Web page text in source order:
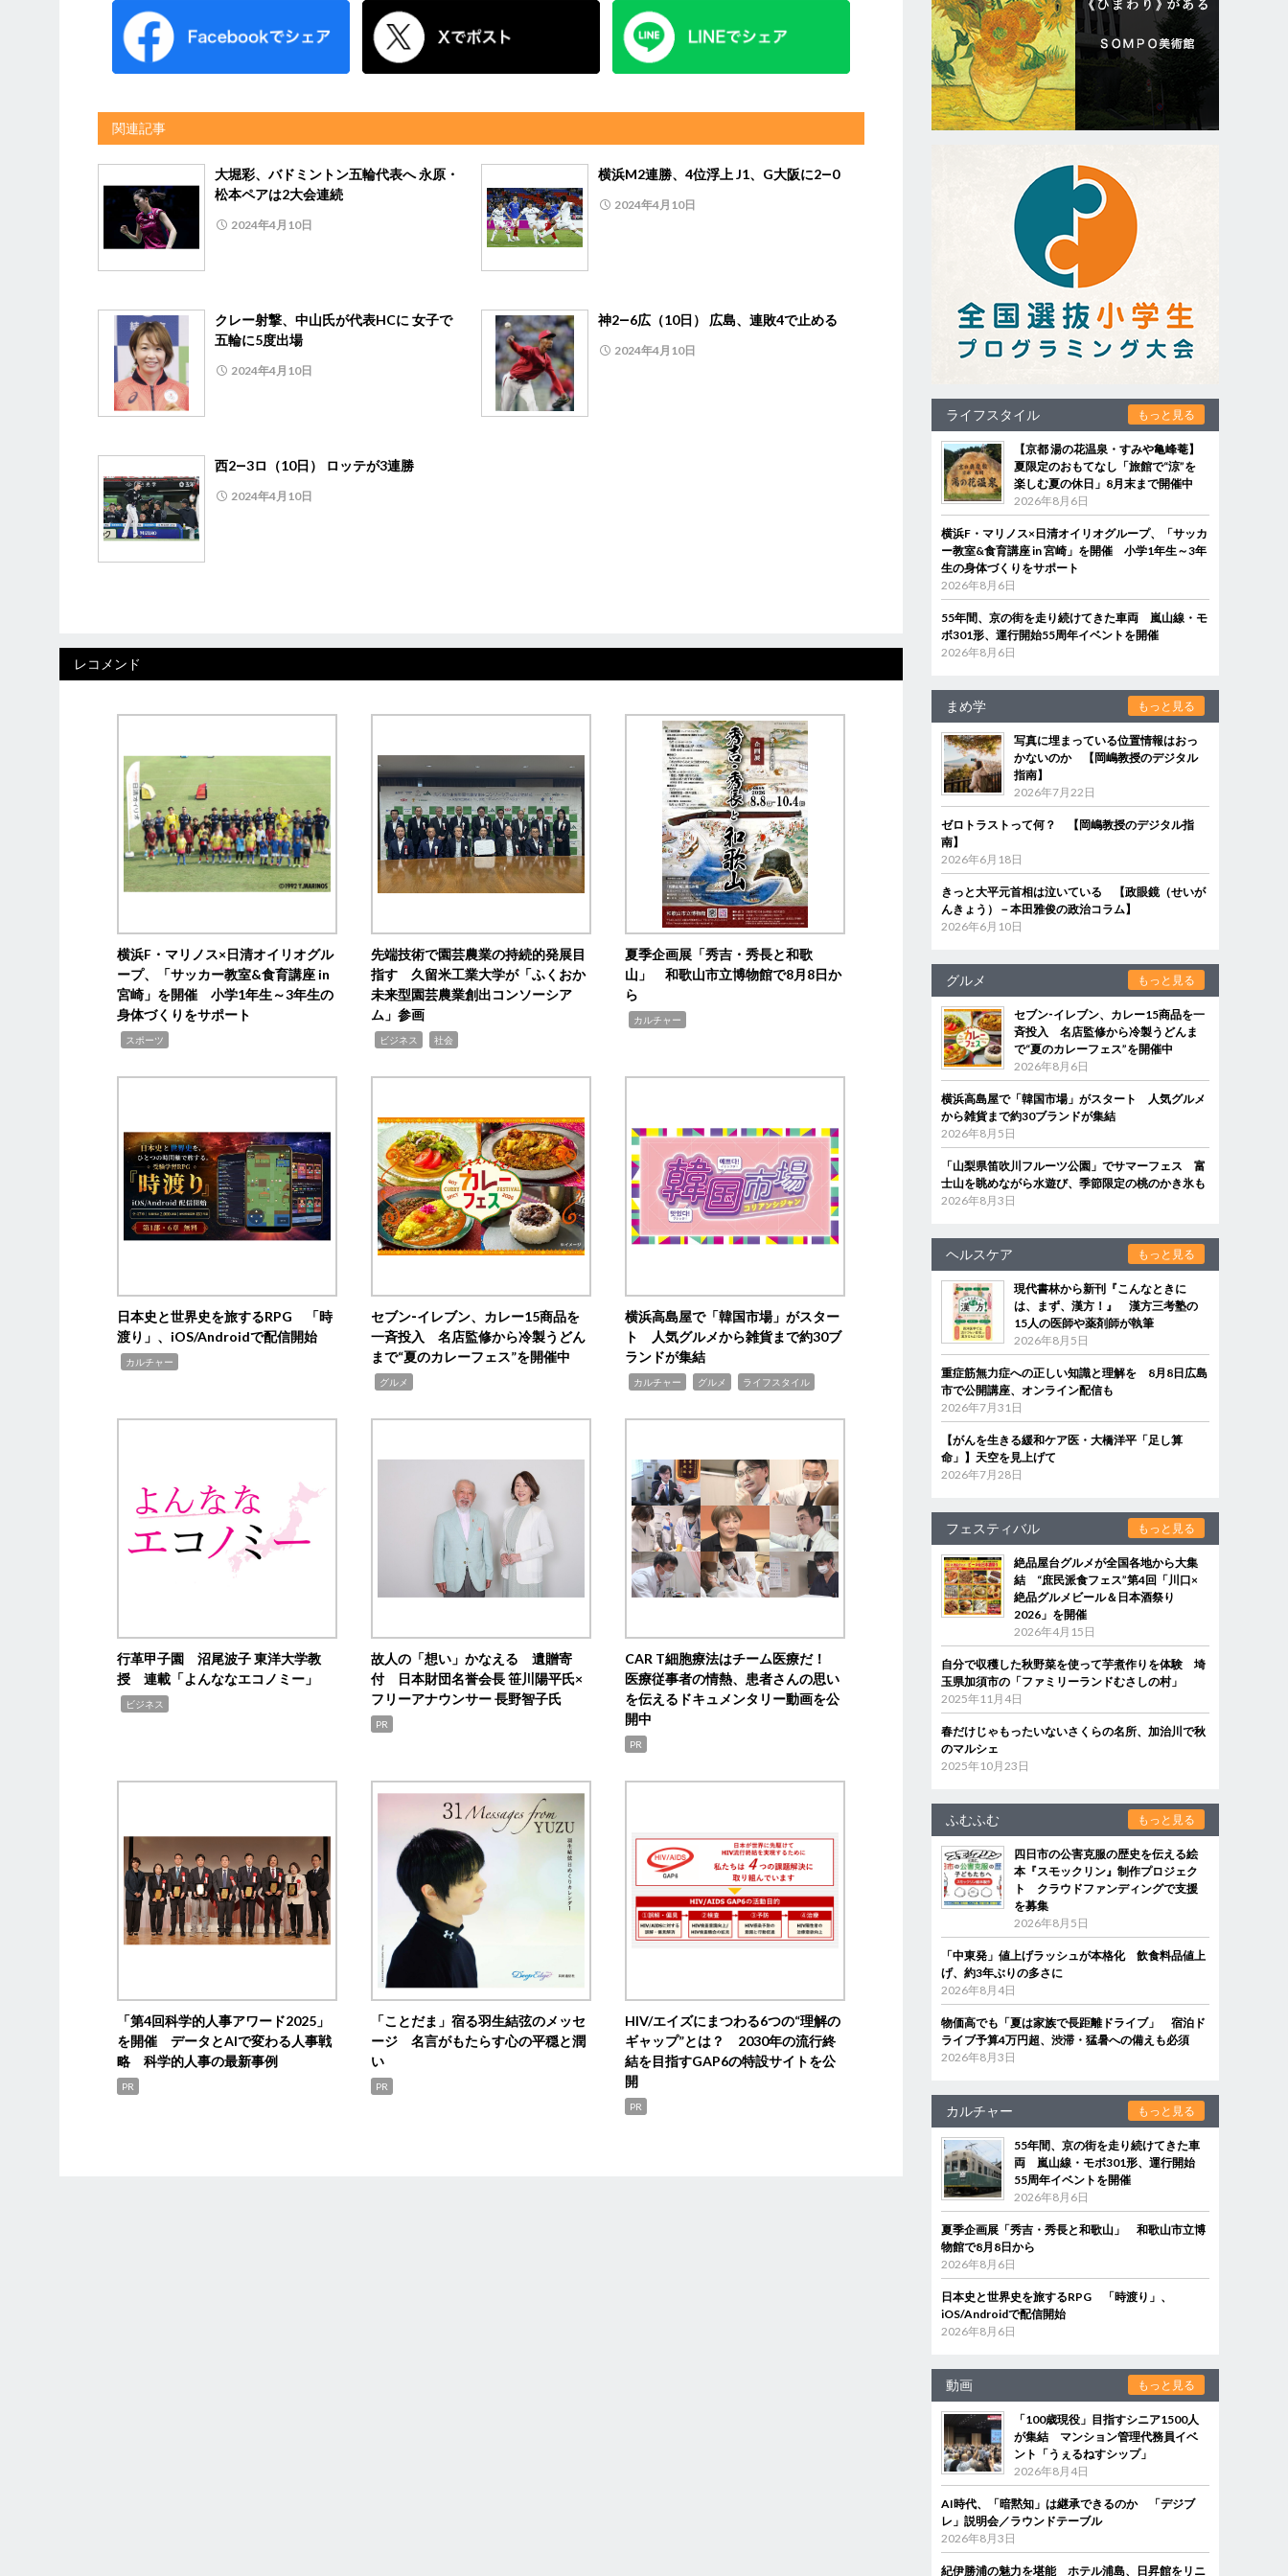
関連記事
大堀彩、バドミントン五輪代表へ 永原・
松本ペアは2大会連続
2024年4月10日
横浜M2連勝、4位浮上 J1、G大阪に2―0
2024年4月10日
クレー射撃、中山氏が代表HCに 女子で
五輪に5度出場
2024年4月10日
神2―6広（10日） 広島、連敗4で止める
2024年4月10日
西2―3ロ（10日） ロッテが3連勝
2024年4月10日
レコメンド
横浜F・マリノス×日清オイリオグル
ープ、「サッカー教室&食育講座 in
宮崎」を開催 小学1年生～3年生の
身体づくりをサポート
スポーツ
先端技術で園芸農業の持続的発展目
指す 久留米工業大学が「ふくおか
未来型園芸農業創出コンソーシア
ム」参画
ビジネス 社会
夏季企画展「秀吉・秀長と和歌
山」 和歌山市立博物館で8月8日か
ら
カルチャー
日本史と世界史を旅するRPG 「時
渡り」、iOS/Androidで配信開始
カルチャー
セブン‐イレブン、カレー15商品を
一斉投入 名店監修から冷製うどん
まで“夏のカレーフェス”を開催中
グルメ
横浜高島屋で「韓国市場」がスター
ト 人気グルメから雑貨まで約30ブ
ランドが集結
カルチャー グルメ ライフスタイル
行革甲子園 沼尾波子 東洋大学教
授 連載「よんななエコノミー」
ビジネス
故人の「想い」かなえる 遺贈寄
付 日本財団名誉会長 笹川陽平氏×
フリーアナウンサー 長野智子氏
PR
CAR T細胞療法はチーム医療だ！
医療従事者の情熱、患者さんの思い
を伝えるドキュメンタリー動画を公
開中
PR
「第4回科学的人事アワード2025」
を開催 データとAIで変わる人事戦
略 科学的人事の最新事例
PR
「ことだま」宿る羽生結弦のメッセ
ージ 名言がもたらす心の平穏と潤
い
PR
HIV/エイズにまつわる6つの“理解の
ギャップ”とは？ 2030年の流行終
結を目指すGAP6の特設サイトを公
開
PR
ライフスタイル もっと見る
【京都 湯の花温泉・すみや亀峰菴】
夏限定のおもてなし「旅館で“涼”を
楽しむ夏の休日」8月末まで開催中
2026年8月6日
横浜F・マリノス×日清オイリオグループ、「サッカ
ー教室&食育講座 in 宮崎」を開催 小学1年生～3年
生の身体づくりをサポート
2026年8月6日
55年間、京の街を走り続けてきた車両 嵐山線・モ
ボ301形、運行開始55周年イベントを開催
2026年8月6日
まめ学 もっと見る
写真に埋まっている位置情報はおっ
かないのか 【岡嶋教授のデジタル
指南】
2026年7月22日
ゼロトラストって何？ 【岡嶋教授のデジタル指
南】
2026年6月18日
きっと大平元首相は泣いている 【政眼鏡（せいが
んきょう）－本田雅俊の政治コラム】
2026年6月10日
グルメ もっと見る
セブン‐イレブン、カレー15商品を一
斉投入 名店監修から冷製うどんま
で“夏のカレーフェス”を開催中
2026年8月6日
横浜高島屋で「韓国市場」がスタート 人気グルメ
から雑貨まで約30ブランドが集結
2026年8月5日
「山梨県笛吹川フルーツ公園」でサマーフェス 富
士山を眺めながら水遊び、季節限定の桃のかき氷も
2026年8月3日
ヘルスケア もっと見る
現代書林から新刊『こんなときに
は、まず、漢方！』 漢方三考塾の
15人の医師や薬剤師が執筆
2026年8月5日
重症筋無力症への正しい知識と理解を 8月8日広島
市で公開講座、オンライン配信も
2026年7月31日
【がんを生きる緩和ケア医・大橋洋平「足し算
命」】天空を見上げて
2026年7月28日
フェスティバル もっと見る
絶品屋台グルメが全国各地から大集
結 “庶民派食フェス”第4回「川口×
絶品グルメビール＆日本酒祭り
2026」を開催
2026年4月15日
自分で収穫した秋野菜を使って芋煮作りを体験 埼
玉県加須市の「ファミリーランドむさしの村」
2025年11月4日
春だけじゃもったいないさくらの名所、加治川で秋
のマルシェ
2025年10月23日
ふむふむ もっと見る
四日市の公害克服の歴史を伝える絵
本『スモックリン』制作プロジェク
ト クラウドファンディングで支援
を募集
2026年8月5日
「中東発」値上げラッシュが本格化 飲食料品値上
げ、約3年ぶりの多さに
2026年8月4日
物価高でも「夏は家族で長距離ドライブ」 宿泊ド
ライブ予算4万円超、渋滞・猛暑への備えも必須
2026年8月3日
カルチャー もっと見る
55年間、京の街を走り続けてきた車
両 嵐山線・モボ301形、運行開始
55周年イベントを開催
2026年8月6日
夏季企画展「秀吉・秀長と和歌山」 和歌山市立博
物館で8月8日から
2026年8月6日
日本史と世界史を旅するRPG 「時渡り」、
iOS/Androidで配信開始
2026年8月6日
動画 もっと見る
「100歳現役」目指すシニア1500人
が集結 マンション管理代務員イベ
ント「うぇるねすシップ」
2026年8月4日
AI時代、「暗黙知」は継承できるのか 「デジブ
レ」説明会／ラウンドテーブル
2026年8月3日
紀伊勝浦の魅力を堪能 ホテル浦島、日昇館をリニ